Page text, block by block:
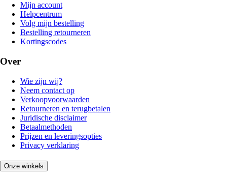
Mijn account
Helpcentrum
Volg mijn bestelling
Bestelling retourneren
Kortingscodes
Over
Wie zijn wij?
Neem contact op
Verkoopvoorwaarden
Retourneren en terugbetalen
Juridische disclaimer
Betaalmethoden
Prijzen en leveringsopties
Privacy verklaring
Onze winkels